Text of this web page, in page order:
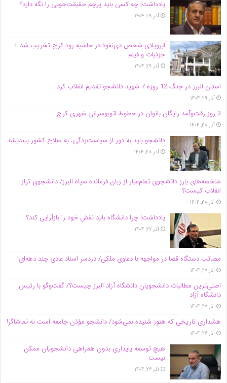
یادداشت| ‌چه کسی باید پرچم حقیقت‌جویی را نگه دارد؟
آذر ۲۹, ۱۴۰۴
اَبَر‌ویلای شخص ذی‌نفوذ در حاشیه‌ رود کرج تخریب شد +
جزئیات و فیلم
آذر ۲۹, ۱۴۰۴
استان البرز در جنگ 12 روزه 7 شهید دانشجو تقدیم انقلاب کرد
آذر ۲۹, ۱۴۰۴
3 روز رفت‌وآمد رایگان بانوان در خطوط اتوبوسرانی شهری کرج
آذر ۲۸, ۱۴۰۴
دانشجو باید به دور از سیاست‌زدگی، به صلاح کشور بیندیشد
آذر ۲۸, ۱۴۰۴
شاخصه‌های بارز دانشجوی تمام‌عیار از زبان فرمانده سپاه البرز/ دانشجوی تراز
انقلاب کیست؟
آذر ۲۸, ۱۴۰۴
یادداشت| چرا دانشگاه باید نقش خود را بازآرایی کند؟
آذر ۲۷, ۱۴۰۴
مصائب دستگاه قضا در مواجهه با دعاوی ملکی/ دردسر اسناد عادی چند‌ دهه‌ای!
آذر ۲۷, ۱۴۰۴
اصلی‌ترین مطالبات دانشجویان دانشگاه آزاد البرز چیست؟/ گفت‌وگو با رئیس
دانشگاه آز‌اد
آذر ۲۷, ۱۴۰۴
هشداری تاریخی که هنوز شنیده نمی‌شود/ دانشجو مؤذن جامعه است نه تماشاگر!
آذر ۲۶, ۱۴۰۴
هیچ توسعه پایداری بدون همراهی دانشجویان ممکن
نیست
آذر ۲۶, ۱۴۰۴